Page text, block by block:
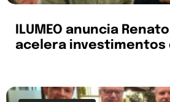
ILUMEO anuncia
acelera investimentos